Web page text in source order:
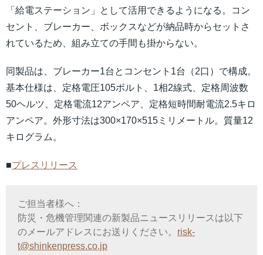
「給電ステーション」として活用できるようになる。コン
セント、ブレーカー、ボックスなどが納品時からセットさ
れているため、組み立ての手間も掛からない。
同製品は、ブレーカー1台とコンセント1台（2口）で構成。
基本仕様は、定格電圧105ボルト、1相2線式、定格周波数
50ヘルツ、定格電流12アンペア、定格短時間耐電流2.5キロ
アンペア。外形寸法は300×170×515ミリメートル。質量12
キログラム。
■プレスリリース
ご担当者様へ：
防災・危機管理関連の新製品ニュースリリースは以下
のメールアドレスにお送りください。 risk-
t@shinkenpress.co.jp